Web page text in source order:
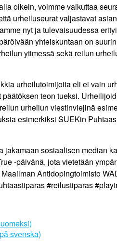
oikein, voimme vaikuttaa
urheiluseurat valjastavat
nyt ja tulevaisuudessa
yhteiskuntaan on
ytimessä sekä reilun
urheilutoimijoita eli ei vain
teon tueksi.
urheilun viestinviejinä
esimerkiksi SUEKin
sosiaalisen median
-päivänä, jota vietetään
Antidopingtoimisto
#reilustiparas
svenska)